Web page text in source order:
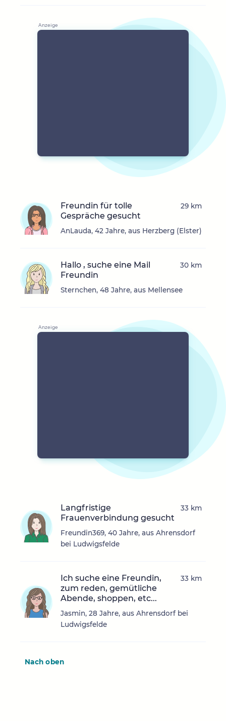
Freundin für tolle
Gespräche gesucht
AnLauda, 42 Jahre, aus Herzberg (Elster)
29 km
Hallo , suche eine Mail
Freundin
Sternchen, 48 Jahre, aus Mellensee
30 km
Langfristige
Frauenverbindung gesucht
Freundin369, 40 Jahre, aus Ahrensdorf
bei Ludwigsfelde
33 km
Ich suche eine Freundin,
zum reden, gemütliche
Abende, shoppen, etc...
Jasmin, 28 Jahre, aus Ahrensdorf bei
Ludwigsfelde
33 km
Nach oben